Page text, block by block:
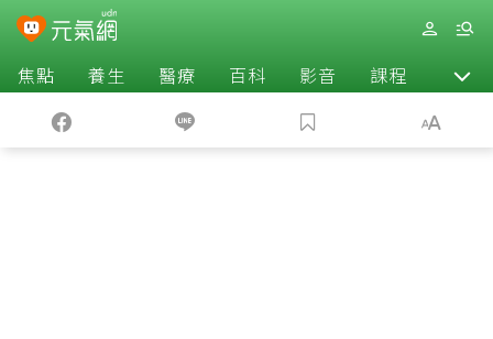
焦點 養生 醫療 百科 影音 課程 退休